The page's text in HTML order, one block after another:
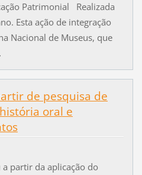
Patrimonial Realizada
Esta ação de integração
Nacional de Museus, que
de pesquisa de
oral e
partir da aplicação do